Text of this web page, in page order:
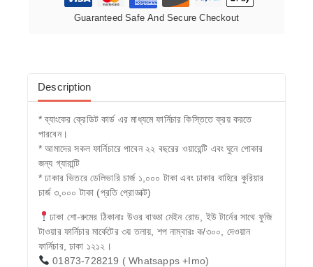
Guaranteed Safe And Secure Checkout
Description
* ব্যাংকের ক্রেডিট কার্ড এর মাধ্যমে ফার্নিচার কিস্তিতে ক্রয় করতে
পারবেন।
* আমাদের সকল ফার্নিচারে পাবেন ২২ বছরের ওয়ারেন্টি এবং ঘুনে পোকার
জন্য গ্যারান্টি
* ঢাকার ভিতরে ডেলিভারি চার্জ ১,০০০ টাকা এবং ঢাকার বাহিরে কুরিয়ার
চার্জ ৩,০০০ টাকা (প্রতি প্রোডাক্ট)
ঢাকা শো-রুমের ঠিকানাঃ উওর বাড্ডা মেইন রোড, ইউ টার্নের সাথে ফুজি
টাওয়ার ফার্নিচার মার্কেটের ৩য় তলায়, শপ নাম্বারঃ ক/৩০০, দেওয়ান
ফার্নিচার, ঢাকা ১২১২।
01873-728219 ( Whatsapps +Imo)